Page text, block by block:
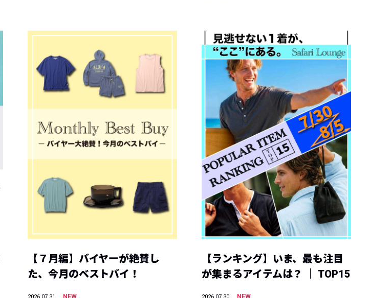
【７月編】バイヤーが絶賛し
た、今月のベストバイ！
【ランキング】いま、最も注目
が集まるアイテムは？ ｜ TOP15